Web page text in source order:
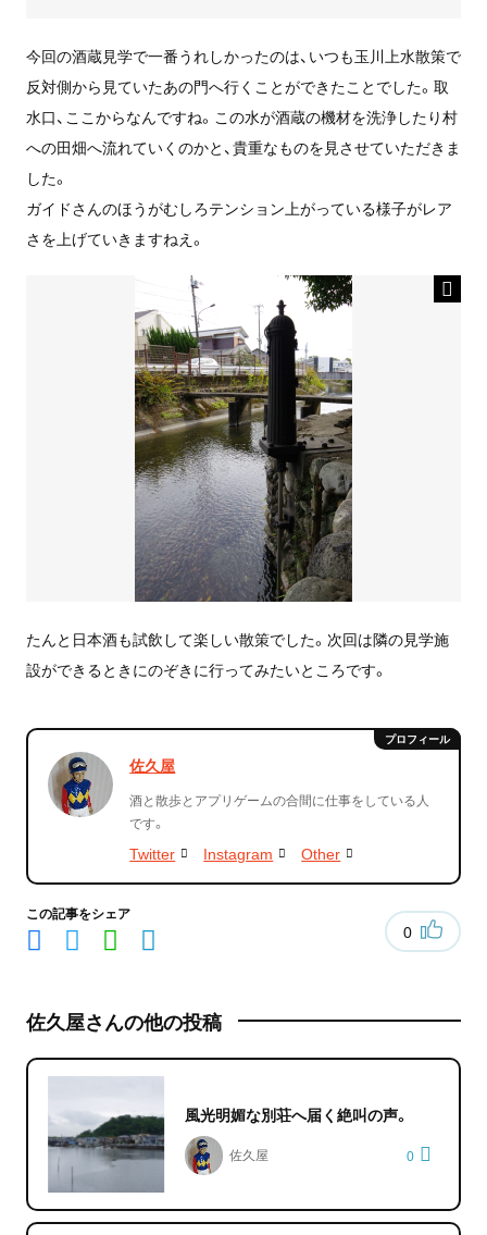
今回の酒蔵見学で一番うれしかったのは、いつも玉川上水散策で
反対側から見ていたあの門へ行くことができたことでした。取
水口、ここからなんですね。この水が酒蔵の機材を洗浄したり村
への田畑へ流れていくのかと、貴重なものを見させていただきま
した。
ガイドさんのほうがむしろテンション上がっている様子がレア
さを上げていきますねえ。
たんと日本酒も試飲して楽しい散策でした。次回は隣の見学施
設ができるときにのぞきに行ってみたいところです。
佐久屋
酒と散歩とアプリゲームの合間に仕事をしている人
です。
Twitter Instagram Other
この記事をシェア
0
佐久屋さんの他の投稿
風光明媚な別荘へ届く絶叫の声。
佐久屋 0